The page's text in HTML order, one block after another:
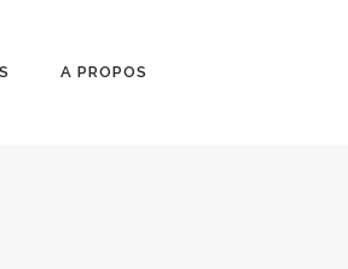
A PROPOS